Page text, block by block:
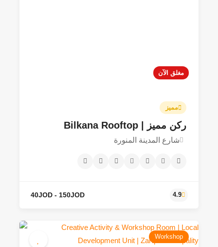
مغلق الآن
مميز
ركن مميز | Bilkana Rooftop
شارع المدينة المنورة
Workshop